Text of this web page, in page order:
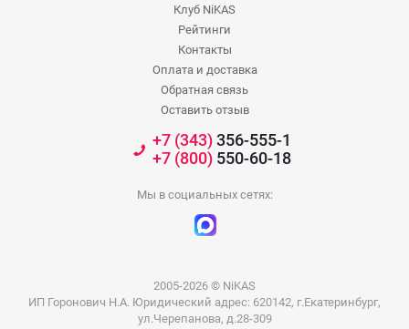
Клуб NiKAS
Рейтинги
Контакты
Оплата и доставка
Обратная связь
Оставить отзыв
+7 (343)356-555-1
+7 (800)550-60-18
Мы в социальных сетях:
2005-2026 © NiKAS
ИП Горонович Н.А. Юридический адрес: 620142, г.Екатеринбург,
ул.Черепанова, д.28-309